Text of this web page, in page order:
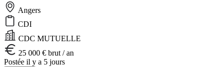
Angers
CDI
CDC MUTUELLE
25 000 € brut / an
Postée il y a 5 jours